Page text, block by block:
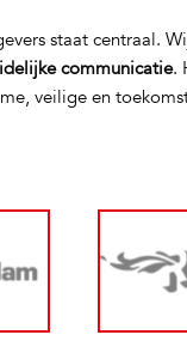
staat centraal.
communicatie.
veilige en